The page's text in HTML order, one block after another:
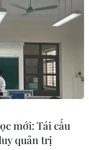
phát hiện vi
doanh vàng
tại thành phố
đã phát hiện và
có dấu hiệu giả
mới: Tái cấu
quản trị